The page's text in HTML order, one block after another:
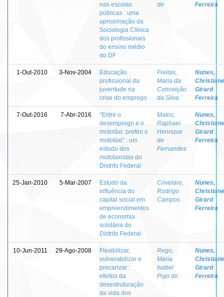
nas escolas
públicas : uma
aproximação da
Sociologia Clínica
dos profissionais
do ensino médio
do DF
de
Ferreira
1-Out-2010 3-Nov-2004
Educação
profissional da
juventude na
crise do emprego
Freitas,
Maria da
Conceição
da Silva
Nunes,
Christiane
Girard
Ferreira
7-Out-2016 7-Abr-2016
“Entre o
desemprego e o
mototáxi: prefiro o
mototáxi” : um
estudo dos
mototaxistas do
Distrito Federal
Matos,
Raphael
Henrique
de
Fernandes
Nunes,
Christiane
Girard
Ferreira
25-Jan-2010 5-Mar-2007
Estudo da
influência do
capital social em
empreendimentos
de economia
solidária do
Distrito Federal
Crivelaro,
Rodrigo
Campos
Nunes,
Christiane
Girard
Ferreira
10-Jun-2011 29-Ago-2008
Flexibilizar,
vulnerabilizar e
precarizar :
efeitos da
desestruturação
da vida dos
Rego,
Maria
Isabel
Pojo do
Nunes,
Christiane
Girard
Ferreira